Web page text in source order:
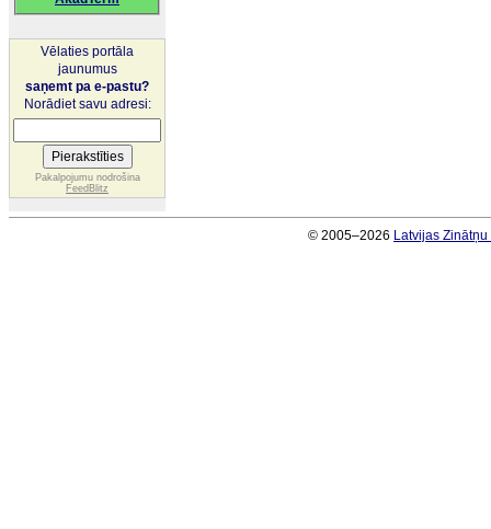
Vēlaties portāla
jaunumus
saņemt pa e-pastu?
Norādiet savu adresi:
Pakalpojumu nodrošina
FeedBlitz
© 2005–2026 Latvijas